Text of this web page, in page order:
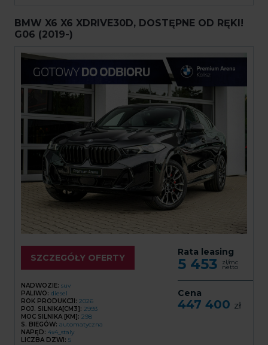
wykorzystywaniem plików cookie na naszej stronie.
BMW X6 X6 XDRIVE30D, DOSTĘPNE OD RĘKI!
G06 (2019-)
NADWOZIE: suv
PALIWO: diesel
ROK PRODUKCJI: 2026
POJ. SILNIKA[CM3]: 2993
MOC SILNIKA [KM]: 298
S. BIEGÓW: automatyczna
NAPĘD: 4x4_staly
LICZBA DZWI: 5
SZCZEGÓŁY OFERTY
Rata leasing
5 453 zł/mc
netto
Cena
447 400 zł